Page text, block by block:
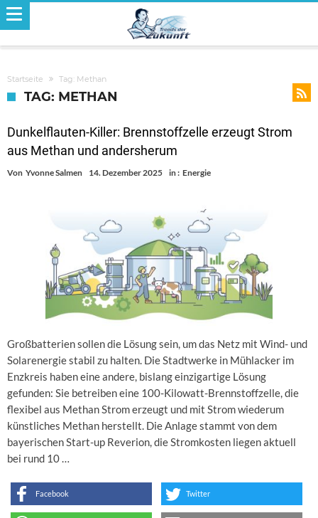
Startseite Tag: Methan
TAG: METHAN
Dunkelflauten-Killer: Brennstoffzelle erzeugt Strom
aus Methan und andersherum
Von Yvonne Salmen 14. Dezember 2025 in : Energie
Großbatterien sollen die Lösung sein, um das Netz mit Wind- und
Solarenergie stabil zu halten. Die Stadtwerke in Mühlacker im
Enzkreis haben eine andere, bislang einzigartige Lösung
gefunden: Sie betreiben eine 100-Kilowatt-Brennstoffzelle, die
flexibel aus Methan Strom erzeugt und mit Strom wiederum
künstliches Methan herstellt. Die Anlage stammt von dem
bayerischen Start-up Reverion, die Stromkosten liegen aktuell
bei rund 10 …
Facebook Twitter